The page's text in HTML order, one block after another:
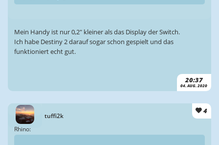
20:37
04. AUG. 2020
Mein Handy ist nur 0,2" kleiner als das Display der Switch.
Ich habe Destiny 2 darauf sogar schon gespielt und das
funktioniert echt gut.
tuffi2k
4
Rhino: